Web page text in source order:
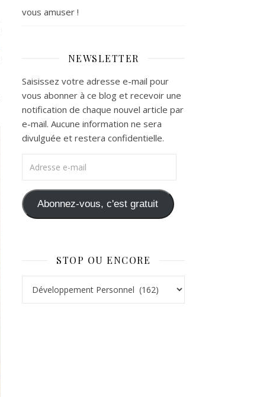
vous amuser !
NEWSLETTER
Saisissez votre adresse e-mail pour
vous abonner à ce blog et recevoir une
notification de chaque nouvel article par
e-mail. Aucune information ne sera
divulguée et restera confidentielle.
Abonnez-vous, c'est gratuit
STOP OU ENCORE